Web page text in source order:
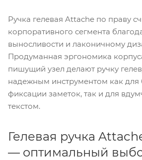
Ручка гелевая Attache по праву
корпоративного сегмента
выносливости и лаконичному
Продуманная эргономика
пишущий узел делают ручку
надежным инструментом как для
фиксации заметок, так и для
текстом.
Гелевая ручка
— оптимальный